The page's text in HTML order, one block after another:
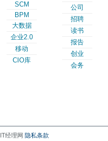
SCM
BPM
大数据
企业2.0
移动
CIO库
公司
招聘
读书
报告
创业
会务
经理网 隐私条款